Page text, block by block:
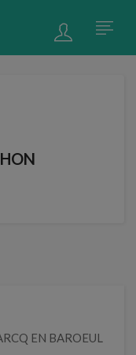
EN BAROEUL